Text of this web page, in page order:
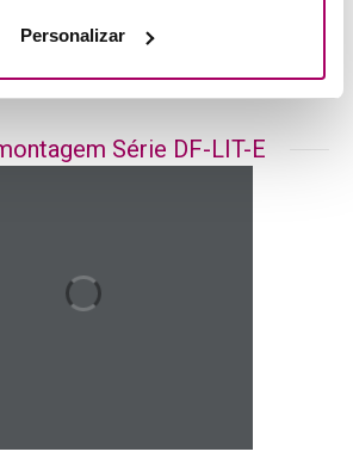
Personalizar
Técnica
Série DF-LIT-E